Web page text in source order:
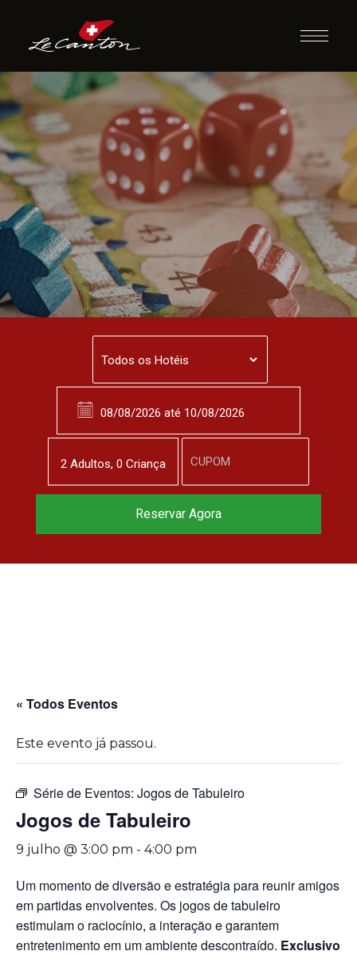
Jogos de
Tabuleiro
« Todos Eventos
Este evento já passou.
Série de Eventos: Jogos de Tabuleiro
Jogos de Tabuleiro
9 julho @ 3:00 pm - 4:00 pm
Um momento de diversão e estratégia para reunir amigos
em partidas envolventes. Os jogos de tabuleiro
estimulam o raciocínio, a interação e garantem
entretenimento em um ambiente descontraído. Exclusivo
2 Adultos, 0 Criança
Reserve agora, com
Reservar Agora